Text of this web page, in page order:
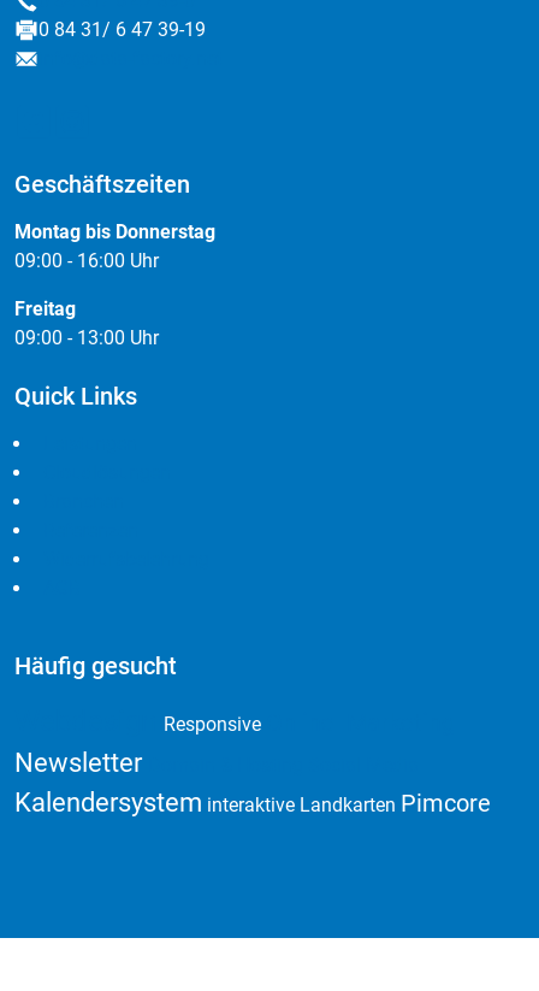
Telefon
Fax
0 84 31/ 6 47 39-19
E-Mail
Geschäftszeiten
Montag bis Donnerstag
09:00 - 16:00 Uhr
Freitag
09:00 - 13:00 Uhr
Quick Links
Häufig gesucht
Responsive
Newsletter
Kalendersystem interaktive Landkarten Pimcore